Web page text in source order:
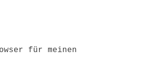
für meinen